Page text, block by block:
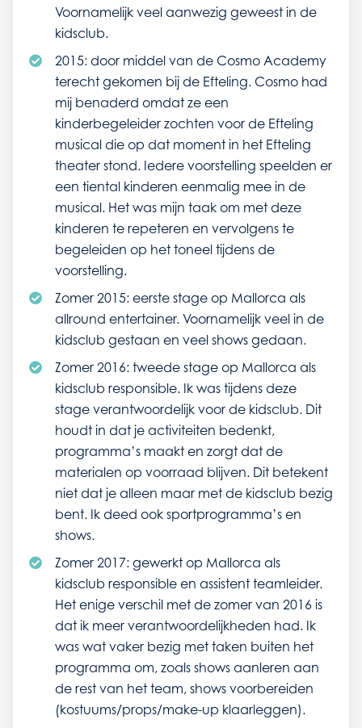
Voornamelijk veel aanwezig geweest in de
kidsclub.
2015: door middel van de Cosmo Academy
terecht gekomen bij de Efteling. Cosmo had
mij benaderd omdat ze een
kinderbegeleider zochten voor de Efteling
musical die op dat moment in het Efteling
theater stond. Iedere voorstelling speelden er
een tiental kinderen eenmalig mee in de
musical. Het was mijn taak om met deze
kinderen te repeteren en vervolgens te
begeleiden op het toneel tijdens de
voorstelling.
Zomer 2015: eerste stage op Mallorca als
allround entertainer. Voornamelijk veel in de
kidsclub gestaan en veel shows gedaan.
Zomer 2016: tweede stage op Mallorca als
kidsclub responsible. Ik was tijdens deze
stage verantwoordelijk voor de kidsclub. Dit
houdt in dat je activiteiten bedenkt,
programma’s maakt en zorgt dat de
materialen op voorraad blijven. Dit betekent
niet dat je alleen maar met de kidsclub bezig
bent. Ik deed ook sportprogramma’s en
shows.
Zomer 2017: gewerkt op Mallorca als
kidsclub responsible en assistent teamleider.
Het enige verschil met de zomer van 2016 is
dat ik meer verantwoordelijkheden had. Ik
was wat vaker bezig met taken buiten het
programma om, zoals shows aanleren aan
de rest van het team, shows voorbereiden
(kostuums/props/make-up klaarleggen).